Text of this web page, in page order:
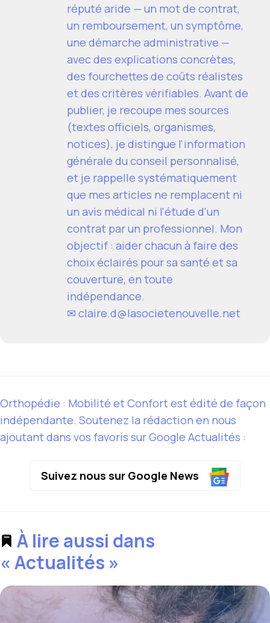
réputé aride — un mot de contrat,
un remboursement, un symptôme,
une démarche administrative —
avec des explications concrètes,
des fourchettes de coûts réalistes
et des critères vérifiables. Avant de
publier, je recoupe mes sources
(textes officiels, organismes,
notices), je distingue l'information
générale du conseil personnalisé,
et je rappelle systématiquement
que mes articles ne remplacent ni
un avis médical ni l'étude d'un
contrat par un professionnel. Mon
objectif : aider chacun à faire des
choix éclairés pour sa santé et sa
couverture, en toute
indépendance.
✉ claire.d@lasocietenouvelle.net
Orthopédie : Mobilité et Confort est édité de façon
indépendante. Soutenez la rédaction en nous
ajoutant dans vos favoris sur Google Actualités :
Suivez nous sur Google News
À lire aussi dans
« Actualités »